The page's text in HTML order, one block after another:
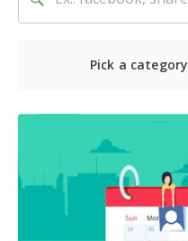
Pick a category
Lo último